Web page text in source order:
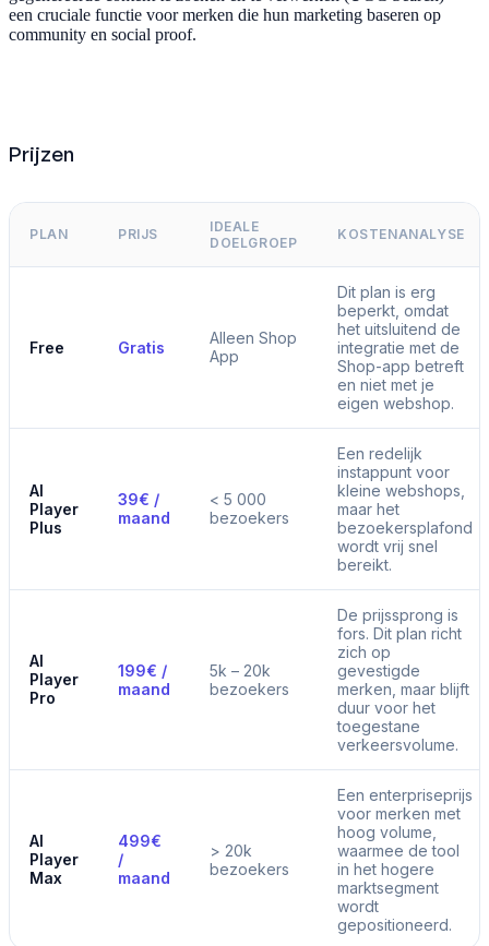
een cruciale functie voor merken die hun marketing baseren op
community en social proof.
Prijzen
PLAN PRIJS
IDEALE
DOELGROEP
KOSTENANALYSE
Free Gratis
Alleen Shop
App
Dit plan is erg
beperkt, omdat
het uitsluitend de
integratie met de
Shop-app betreft
en niet met je
eigen webshop.
AI
Player
Plus
39€ /
maand
< 5 000
bezoekers
Een redelijk
instappunt voor
kleine webshops,
maar het
bezoekersplafond
wordt vrij snel
bereikt.
AI
Player
Pro
199€ /
maand
5k – 20k
bezoekers
De prijssprong is
fors. Dit plan richt
zich op
gevestigde
merken, maar blijft
duur voor het
toegestane
verkeersvolume.
AI
Player
Max
499€
/
maand
> 20k
bezoekers
Een enterpriseprijs
voor merken met
hoog volume,
waarmee de tool
in het hogere
marktsegment
wordt
gepositioneerd.